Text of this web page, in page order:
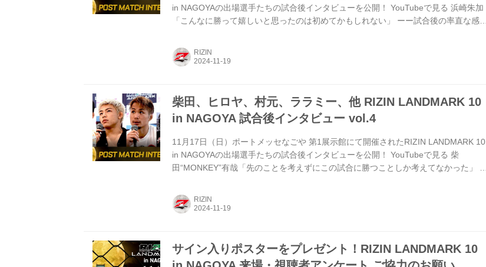
in NAGOYAの出場選手たちの試合後インタビューを公開！ YouTubeで見る 浜崎朱加
「こんなに勝って嬉しいと思ったのは初めてかもしれない」 ーー試合後の率直な感想
勝って嬉しいと思ったのは初めてかもしれないくらい、すごい嬉しいです。 ーーそれ
は久しぶりの勝利であるとか、どういった理由からですか？ 浜崎 そうですね、変わら
RIZIN
柴田、ヒロヤ、村元、ララミー、他 RIZIN LANDMARK 10
in NAGOYA 試合後インタビュー vol.4
11月17日（日）ポートメッセなごや 第1展示館にて開催されたRIZIN LANDMARK 10
in NAGOYAの出場選手たちの試合後インタビューを公開！ YouTubeで見る 柴
田“MONKEY”有哉「先のことを考えずにこの試合に勝つことしか考えてなかった」 ー
ーーヒロヤ選手と実際に戦って試合前のイメージと違うところがあったら教えてくだ
さい。 柴田 前までの印象、映像で見た感じでは自分からぐちゃぐちゃになって組んで
RIZIN
サイン入りポスターをプレゼント！RIZIN LANDMARK 10